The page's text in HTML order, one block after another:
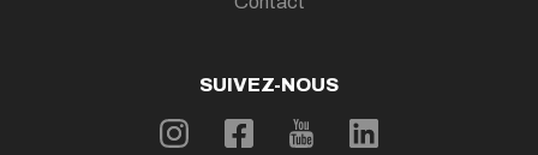
SUIVEZ-NOUS